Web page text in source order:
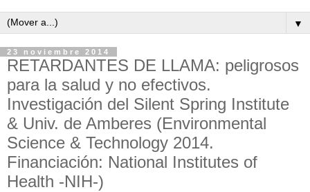
▼
23 noviembre 2014
RETARDANTES DE LLAMA: peligrosos
para la salud y no efectivos.
Investigación del Silent Spring Institute
& Univ. de Amberes (Environmental
Science & Technology 2014.
Financiación: National Institutes of
Health -NIH-)